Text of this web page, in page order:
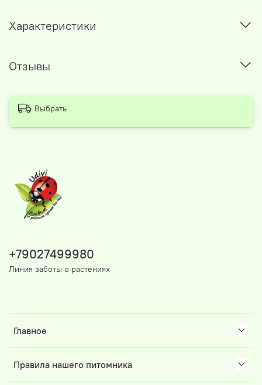
Характеристики
Отзывы
Выбрать
Главное
Правила нашего питомника
+79027499980
Линия заботы о растениях